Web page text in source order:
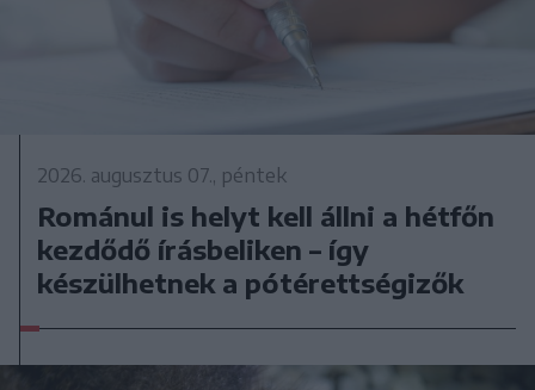
2026. augusztus 07., péntek
Románul is helyt kell állni a hétfőn
kezdődő írásbeliken – így
készülhetnek a pótérettségizők